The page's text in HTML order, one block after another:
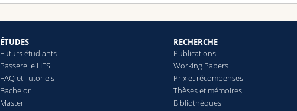
ÉTUDES
Futurs étudiants
Passerelle HES
FAQ et Tutoriels
Bachelor
Master
RECHERCHE
Publications
Working Papers
Prix et récompenses
Thèses et mémoires
Bibliothèques